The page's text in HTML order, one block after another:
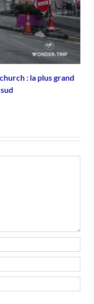
: la plus grand